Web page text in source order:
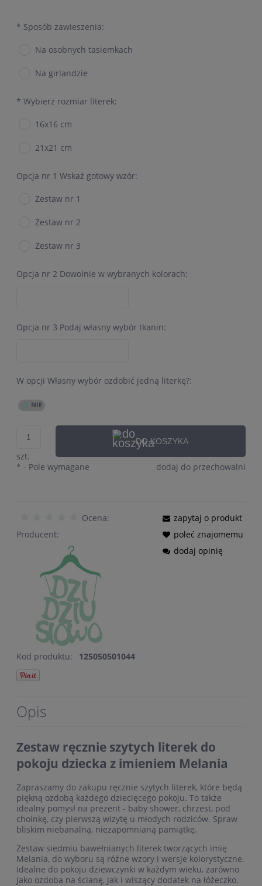
* Sposób zawieszenia:
Na osobnych tasiemkach
Na girlandzie
* Wybierz rozmiar literek:
16x16 cm
21x21 cm
Opcja nr 1 Wskaż gotowy wzór:
Zestaw nr 1
Zestaw nr 2
Zestaw nr 3
Opcja nr 2 Dowolnie w wybranych kolorach:
Opcja nr 3 Podaj własny wybór tkanin:
W opcji Własny wybór ozdobić jedną literkę?:
szt.
DO KOSZYKA
dodaj do przechowalni
* - Pole wymagane
Ocena:
Producent:
Kod produktu: 125050501044
zapytaj o produkt
poleć znajomemu
dodaj opinię
Opis
Zestaw ręcznie szytych literek do
pokoju dziecka z imieniem Melania
Zapraszamy do zakupu ręcznie szytych literek, które będą
piękną ozdobą każdego dziecięcego pokoju. To także
idealny pomysł na prezent - baby shower, chrzest, pod
choinkę, czy pierwszą wizytę u młodych rodziców. Spraw
bliskim niebanalną, niezapomnianą pamiątkę.
Zestaw siedmiu bawełnianych literek tworzących imię
Melania, do wyboru są różne wzory i wersje kolorystyczne.
Idealne do pokoju dziewczynki w każdym wieku, zarówno
jako ozdoba na ścianę, jak i wiszący dodatek na łóżeczko.